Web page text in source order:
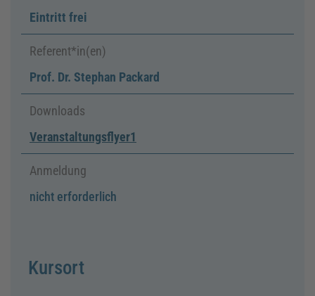
Eintritt frei
Referent*in(en)
Prof. Dr. Stephan Packard
Downloads
Veranstaltungsflyer1
Anmeldung
nicht erforderlich
Kursort